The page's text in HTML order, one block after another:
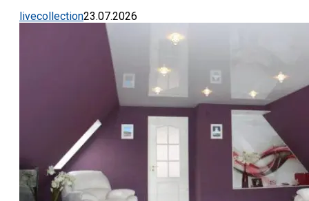
livecollection23.07.2026